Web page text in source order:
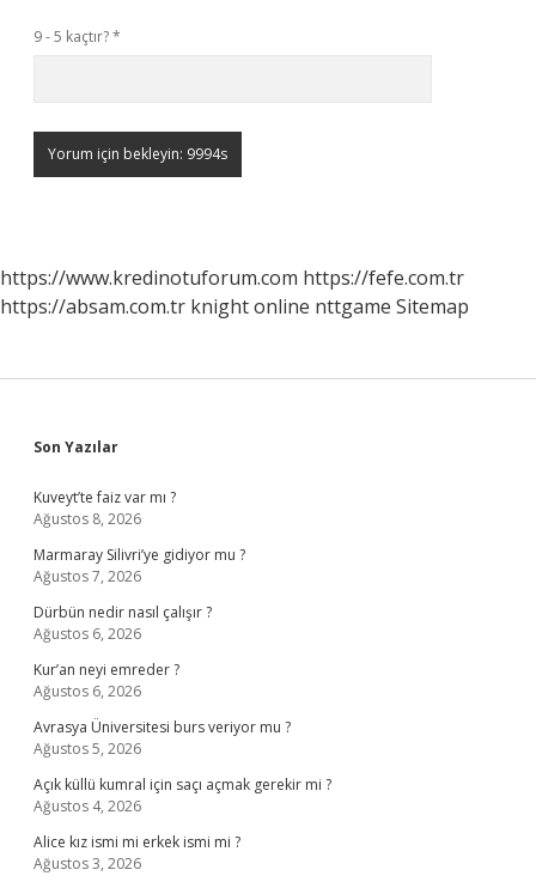
9 - 5 kaçtır?*
https://www.kredinotuforum.com https://fefe.com.tr
https://absam.com.tr knight online nttgame Sitemap
Sidebar
Son Yazılar
Kuveyt’te faiz var mı ?
Ağustos 8, 2026
Marmaray Silivri’ye gidiyor mu ?
Ağustos 7, 2026
Dürbün nedir nasıl çalışır ?
Ağustos 6, 2026
Kur’an neyi emreder ?
Ağustos 6, 2026
Avrasya Üniversitesi burs veriyor mu ?
Ağustos 5, 2026
Açık küllü kumral için saçı açmak gerekir mi ?
Ağustos 4, 2026
Alice kız ismi mi erkek ismi mi ?
Ağustos 3, 2026